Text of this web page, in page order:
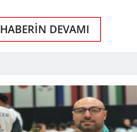
HABERİN DEVAMI